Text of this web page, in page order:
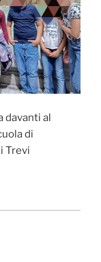
davanti al
di
Trevi